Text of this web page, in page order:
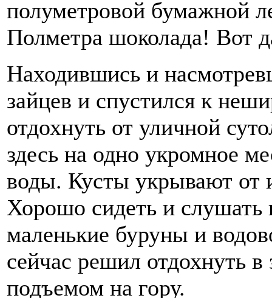
полуметровой бумажной
Полметра шоколада! Вот
Находившись и
зайцев и спустился к
отдохнуть от уличной
здесь на одно укромное
воды. Кусты укрывают от
Хорошо сидеть и слушать
маленькие буруны и
сейчас решил отдохнуть в
подъемом на гору.